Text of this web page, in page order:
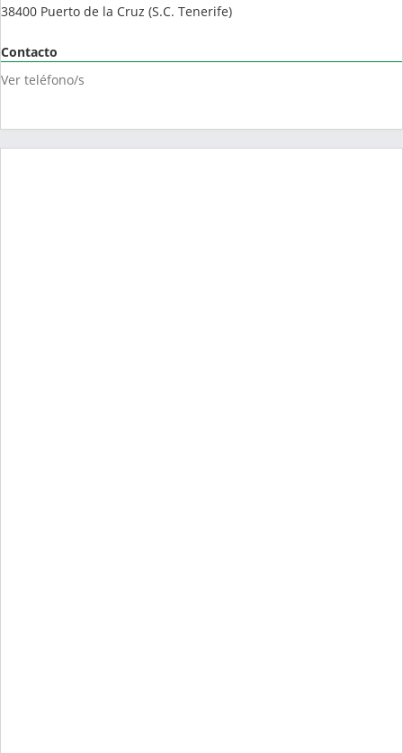
38400 Puerto de la Cruz (S.C. Tenerife)
Contacto
Ver teléfono/s